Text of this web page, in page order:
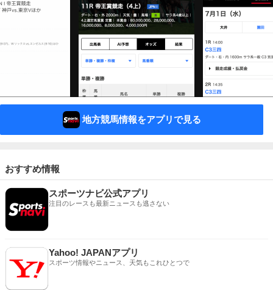
地方競馬情報をアプリで見る
おすすめ情報
スポーツナビ公式アプリ
注目のレースも最新ニュースも逃さない
Yahoo! JAPANアプリ
スポーツ情報やニュース、天気もこれひとつで